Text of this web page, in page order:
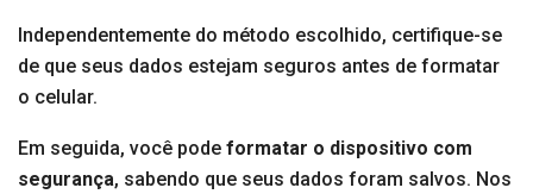
Independentemente do método escolhido, certifique-se
de que seus dados estejam seguros antes de formatar
o celular.
Em seguida, você pode formatar o dispositivo com
segurança, sabendo que seus dados foram salvos. Nos